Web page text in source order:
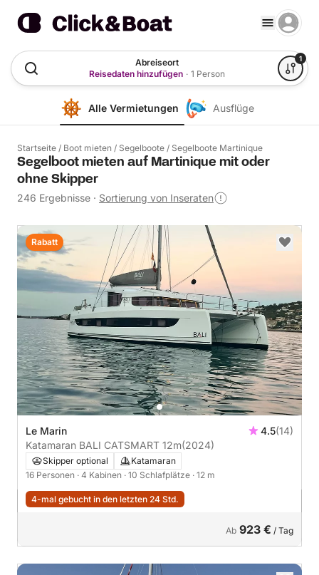
Abreiseort
Reisedaten hinzufügen · 1 Person
1
Alle Vermietungen Ausflüge
Startseite / Boot mieten / Segelboote / Segelboote Martinique
Segelboot mieten auf Martinique mit oder
ohne Skipper
246 Ergebnisse · Sortierung von Inseraten
Le Marin 4.5(14)
Katamaran BALI CATSMART 12m(2024)
Skipper optional
Katamaran
16 Personen · 4 Kabinen · 10 Schlafplätze · 12 m
4-mal gebucht in den letzten 24 Std.
Ab 923 € / Tag
Rabatt